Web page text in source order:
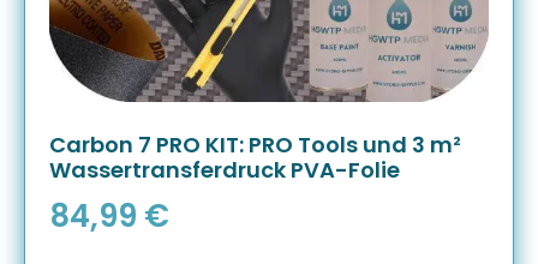
Carbon 7 PRO KIT: PRO Tools und 3 m²
Wassertransferdruck PVA-Folie
84,99 €